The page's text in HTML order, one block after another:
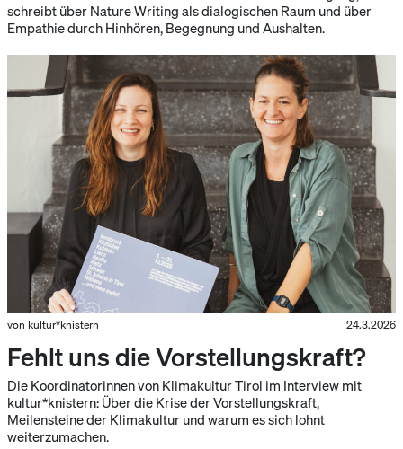
schreibt über Nature Writing als dialogischen Raum und über
Empathie durch Hinhören, Begegnung und Aushalten.
von kultur*knistern 24.3.2026
Fehlt uns die Vorstellungskraft?
Die Koordinatorinnen von Klimakultur Tirol im Interview mit
kultur*knistern: Über die Krise der Vorstellungskraft,
Meilensteine der Klimakultur und warum es sich lohnt
weiterzumachen.